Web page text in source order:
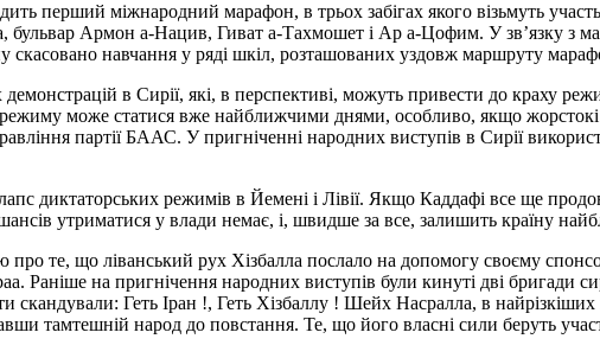
перший міжнародний марафон, в трьох забігах якого візьмуть
бульвар Армон а-Нацив, Гиват а-Тахмошет і Ар а-Цофим. У зв’язку з
скасовано навчання у ряді шкіл, розташованих уздовж маршруту
демонстрацій в Сирії, які, в перспективі, можуть привести до краху
режиму може статися вже найближчими днями, особливо, якщо
партії БААС. У пригніченні народних виступів в Сирії
диктаторських режимів в Йемені і Лівії. Якщо Каддафі все ще
утриматися у влади немає, і, швидше за все, залишить країну
те, що ліванський рух Хізбалла послало на допомогу своєму
Раніше на пригнічення народних виступів були кинуті дві
скандували: Геть Іран !, Геть Хізбаллу ! Шейх Насралла, в
тамтешній народ до повстання. Те, що його власні сили беруть